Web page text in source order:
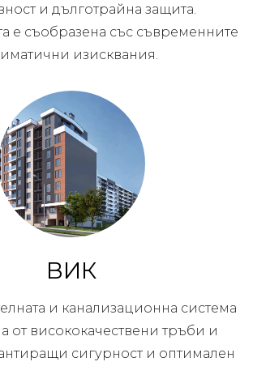
и дълготрайна защита.
е съобразена със съвременните
изисквания.
ВИК
и канализационна система
от висококачествени тръби и
сигурност и оптимален